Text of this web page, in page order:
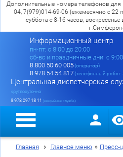
Дополнительные номера телефонов для
04, 7(979)014-69-06 (ежемесячно с 22
суббота с 8-16 часов,
Информационный центр
пн-пт: c 8:00 до 20:00
сб-вс и праздничные дни: с
8 800 50 60 005(оператор)
8 978 54 54 817(телефонный робот
Центральная диспетчерская
круглосуточно
8 978 097 18 11 (аварийная служба)
Главная Главное меню » Пресс-